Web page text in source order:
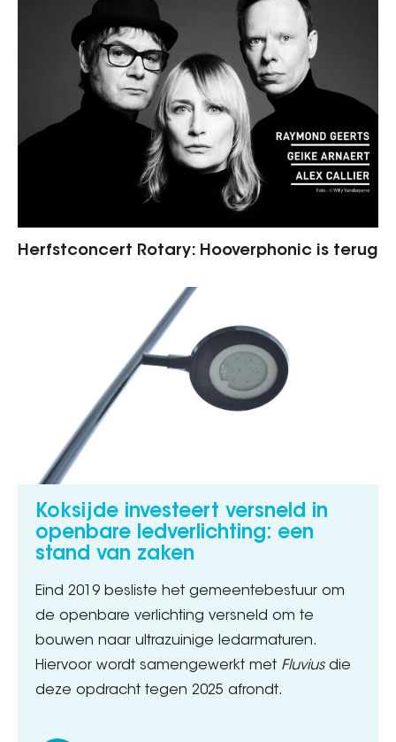
Herfstconcert Rotary: Hooverphonic is terug
Koksijde investeert versneld in
openbare ledverlichting: een
stand van zaken
Eind 2019 besliste het gemeentebestuur om
de openbare verlichting versneld om te
bouwen naar ultrazuinige ledarmaturen.
Hiervoor wordt samengewerkt met Fluviusdie
deze opdracht tegen 2025 afrondt.